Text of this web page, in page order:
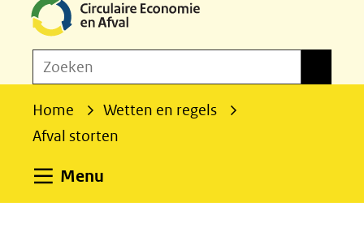
toegestaan
geweigerd.
o
Zoeken
Home
Wetten en regels
Afval storten
Menu